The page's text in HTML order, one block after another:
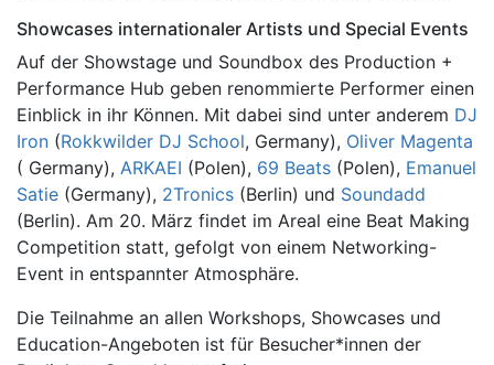
Showcases internationaler Artists und Special Events
Auf der Showstage und Soundbox des Production +
Performance Hub geben renommierte Performer einen
Einblick in ihr Können. Mit dabei sind unter anderem DJ
Iron (Rokkwilder DJ School, Germany), Oliver Magenta
( Germany), ARKAEI (Polen), 69 Beats (Polen), Emanuel
Satie (Germany), 2Tronics (Berlin) und Soundadd
(Berlin). Am 20. März findet im Areal eine Beat Making
Competition statt, gefolgt von einem Networking-
Event in entspannter Atmosphäre.
Die Teilnahme an allen Workshops, Showcases und
Education-Angeboten ist für Besucher*innen der